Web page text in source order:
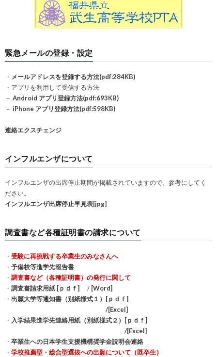
緊急メールの登録・設定
・ メールアドレスを登録する方法(pdf:284KB)
・アプリを利用して受信する方法
－ Android アプリ登録方法(pdf:693KB)
－ iPhone アプリ登録方法(pdf:598KB)
連絡エクスチェンジ
インフルエンザについて
インフルエンザの出席停止期間が掲載されていますので、参考にしてく
ださい。
インフルエンザ出席停止早見表[jpg]
調査書など各種証明書の請求について
・ 受験に再挑戦する卒業生のみなさんへ
・ 予備校等進学先報告書
・ 調査書など（各種証明書）の発行に関して
・ 調査書請求用紙 [ｐｄｆ] / [Word]
・ 出願大学等通知書（別紙様式１）[ｐｄｆ]
/[Excel]
・ 入学結果進学先連絡用紙（別紙様式２）[ｐｄｆ]
/[Excel]
・ 卒業生への日本学生支援機構奨学金説明会連絡
・ 学校推薦型・総合型選抜への出願について（既卒生）